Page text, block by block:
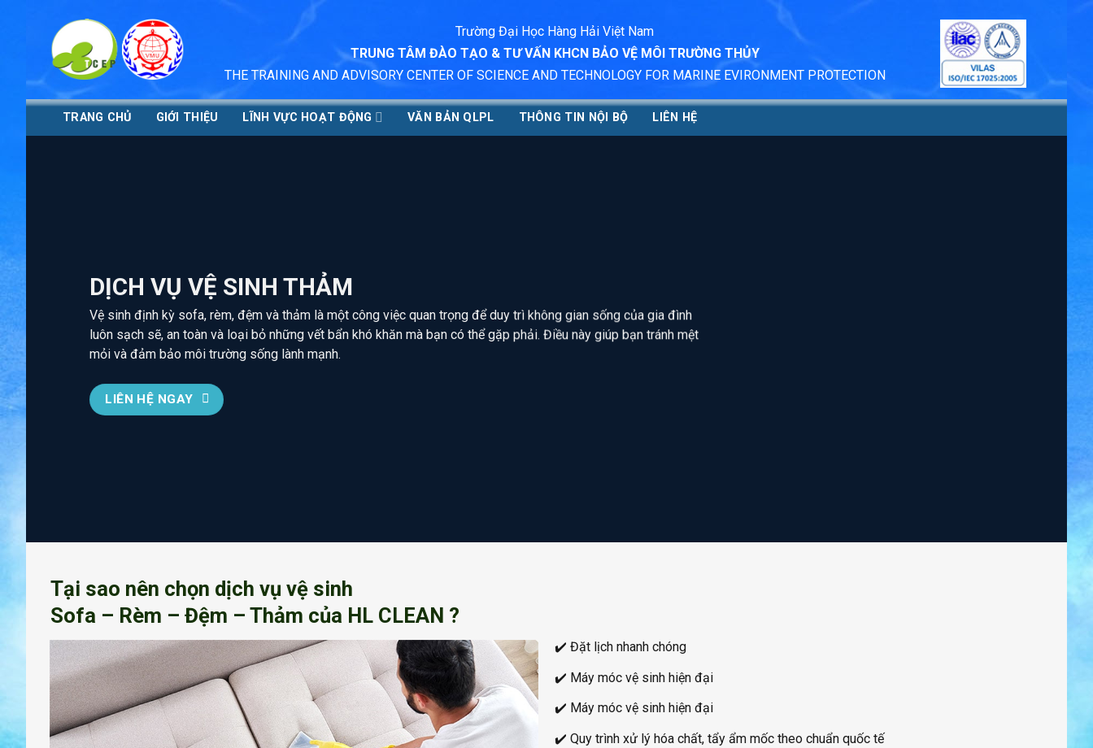
content
Trường Đại Học Hàng Hải Việt Nam
TRUNG TÂM ĐÀO TẠO & TƯ VẤN KHCN BẢO VỆ MÔI TRƯỜNG THỦY
THE TRAINING AND ADVISORY CENTER OF SCIENCE AND TECHNOLOGY FOR MARINE EVIRONMENT PROTECTION
TRANG CHỦ GIỚI THIỆU LĨNH VỰC HOẠT ĐỘNG VĂN BẢN QLPL THÔNG TIN NỘI BỘ LIÊN HỆ
DỊCH VỤ VỆ SINH THẢM
Vệ sinh định kỳ sofa, rèm, đệm và thảm là một công việc quan trọng để duy trì không gian sống của gia đình
luôn sạch sẽ, an toàn và loại bỏ những vết bẩn khó khăn mà bạn có thể gặp phải. Điều này giúp bạn tránh mệt
mỏi và đảm bảo môi trường sống lành mạnh.
LIÊN HỆ NGAY
Tại sao nên chọn dịch vụ vệ sinh
Sofa – Rèm – Đệm – Thảm của HL CLEAN ?
✔️ Đặt lịch nhanh chóng
✔️ Máy móc vệ sinh hiện đại
✔️ Máy móc vệ sinh hiện đại
✔️ Quy trình xử lý hóa chất, tẩy ẩm mốc theo chuẩn quốc tế